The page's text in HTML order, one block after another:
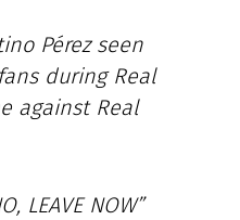
Pérez seen
during Real
against Real
LEAVE NOW”